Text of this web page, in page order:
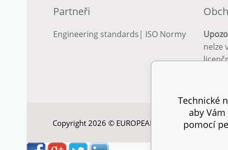
Partneři
Engineering standards | ISO Normy
nelze
Copyright 2026 © EUROPEAN STANDARD.
Technické
aby
pomocí